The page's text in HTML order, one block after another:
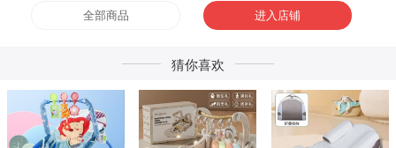
件、电动车零配件，生产原材料、包装原材料，产
品外包装、产品内包装，生产设备、五金工具，采
全部商品 进入店铺
猜你喜欢